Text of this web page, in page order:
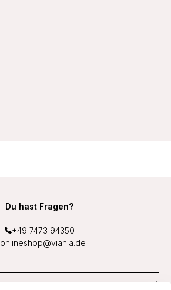
Du hast Fragen?
+49 7473 94350
onlineshop@viania.de